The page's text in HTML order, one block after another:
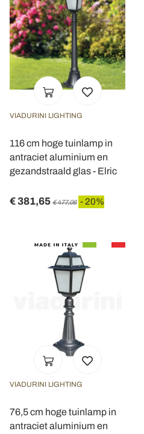
VIADURINI LIGHTING
116 cm hoge tuinlamp in
antraciet aluminium en
gezandstraald glas - Elric
€ 381,65 € 477,06 - 20%
VIADURINI LIGHTING
76,5 cm hoge tuinlamp in
antraciet aluminium en